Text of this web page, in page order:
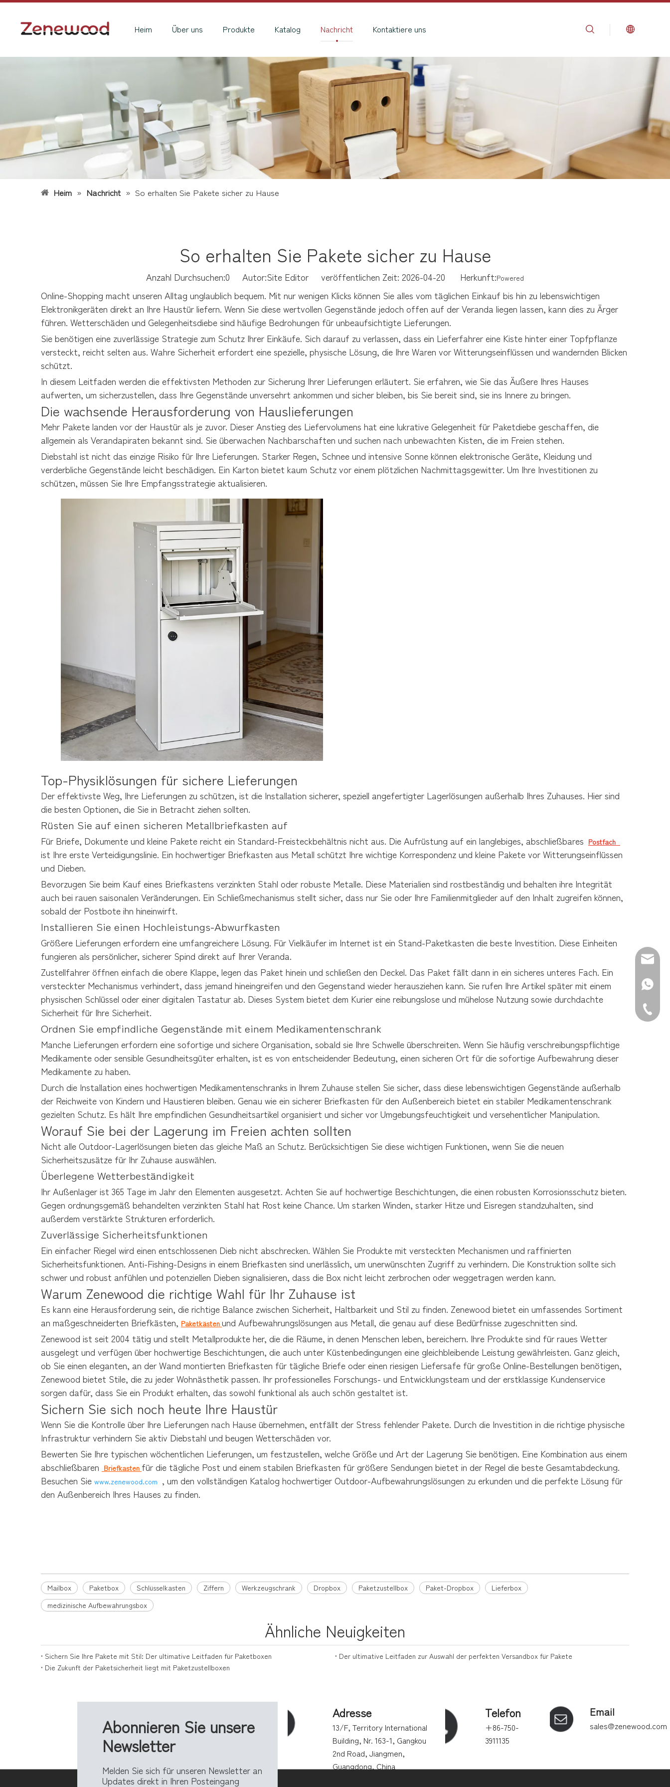
Heim Über uns Produkte Katalog Nachricht Kontaktiere uns
Heim » Nachricht » So erhalten Sie Pakete sicher zu Hause
So erhalten Sie Pakete sicher zu Hause
Anzahl Durchsuchen:0 Autor:Site Editor veröffentlichen Zeit: 2026-04-20 Herkunft:Powered
Online-Shopping macht unseren Alltag unglaublich bequem. Mit nur wenigen Klicks können Sie alles vom täglichen Einkauf bis hin zu lebenswichtigen
Elektronikgeräten direkt an Ihre Haustür liefern. Wenn Sie diese wertvollen Gegenstände jedoch offen auf der Veranda liegen lassen, kann dies zu Ärger
führen. Wetterschäden und Gelegenheitsdiebe sind häufige Bedrohungen für unbeaufsichtigte Lieferungen.
Sie benötigen eine zuverlässige Strategie zum Schutz Ihrer Einkäufe. Sich darauf zu verlassen, dass ein Lieferfahrer eine Kiste hinter einer Topfpflanze
versteckt, reicht selten aus. Wahre Sicherheit erfordert eine spezielle, physische Lösung, die Ihre Waren vor Witterungseinflüssen und wandernden Blicken
schützt.
In diesem Leitfaden werden die effektivsten Methoden zur Sicherung Ihrer Lieferungen erläutert. Sie erfahren, wie Sie das Äußere Ihres Hauses
aufwerten, um sicherzustellen, dass Ihre Gegenstände unversehrt ankommen und sicher bleiben, bis Sie bereit sind, sie ins Innere zu bringen.
Die wachsende Herausforderung von Hauslieferungen
Mehr Pakete landen vor der Haustür als je zuvor. Dieser Anstieg des Liefervolumens hat eine lukrative Gelegenheit für Paketdiebe geschaffen, die
allgemein als Verandapiraten bekannt sind. Sie überwachen Nachbarschaften und suchen nach unbewachten Kisten, die im Freien stehen.
Diebstahl ist nicht das einzige Risiko für Ihre Lieferungen. Starker Regen, Schnee und intensive Sonne können elektronische Geräte, Kleidung und
verderbliche Gegenstände leicht beschädigen. Ein Karton bietet kaum Schutz vor einem plötzlichen Nachmittagsgewitter. Um Ihre Investitionen zu
schützen, müssen Sie Ihre Empfangsstrategie aktualisieren.
Top-Physiklösungen für sichere Lieferungen
Der effektivste Weg, Ihre Lieferungen zu schützen, ist die Installation sicherer, speziell angefertigter Lagerlösungen außerhalb Ihres Zuhauses. Hier sind
die besten Optionen, die Sie in Betracht ziehen sollten.
Rüsten Sie auf einen sicheren Metallbriefkasten auf
Für Briefe, Dokumente und kleine Pakete reicht ein Standard-Freisteckbehältnis nicht aus. Die Aufrüstung auf ein langlebiges, abschließbares
ist Ihre erste Verteidigungslinie. Ein hochwertiger Briefkasten aus Metall schützt Ihre wichtige Korrespondenz und kleine Pakete vor Witterungseinflüssen
und Dieben.
Bevorzugen Sie beim Kauf eines Briefkastens verzinkten Stahl oder robuste Metalle. Diese Materialien sind rostbeständig und behalten ihre Integrität
auch bei rauen saisonalen Veränderungen. Ein Schließmechanismus stellt sicher, dass nur Sie oder Ihre Familienmitglieder auf den Inhalt zugreifen können,
sobald der Postbote ihn hineinwirft.
Installieren Sie einen Hochleistungs-Abwurfkasten
Größere Lieferungen erfordern eine umfangreichere Lösung. Für Vielkäufer im Internet ist ein Stand-Paketkasten die beste Investition. Diese Einheiten
fungieren als persönlicher, sicherer Spind direkt auf Ihrer Veranda.
Zustellfahrer öffnen einfach die obere Klappe, legen das Paket hinein und schließen den Deckel. Das Paket fällt dann in ein sicheres unteres Fach. Ein
versteckter Mechanismus verhindert, dass jemand hineingreifen und den Gegenstand wieder herausziehen kann. Sie rufen Ihre Artikel später mit einem
physischen Schlüssel oder einer digitalen Tastatur ab. Dieses System bietet dem Kurier eine reibungslose und mühelose Nutzung sowie durchdachte
Sicherheit für Ihre Sicherheit.
Ordnen Sie empfindliche Gegenstände mit einem Medikamentenschrank
Manche Lieferungen erfordern eine sofortige und sichere Organisation, sobald sie Ihre Schwelle überschreiten. Wenn Sie häufig verschreibungspflichtige
Medikamente oder sensible Gesundheitsgüter erhalten, ist es von entscheidender Bedeutung, einen sicheren Ort für die sofortige Aufbewahrung dieser
Medikamente zu haben.
Durch die Installation eines hochwertigen Medikamentenschranks in Ihrem Zuhause stellen Sie sicher, dass diese lebenswichtigen Gegenstände außerhalb
der Reichweite von Kindern und Haustieren bleiben. Genau wie ein sicherer Briefkasten für den Außenbereich bietet ein stabiler Medikamentenschrank
gezielten Schutz. Es hält Ihre empfindlichen Gesundheitsartikel organisiert und sicher vor Umgebungsfeuchtigkeit und versehentlicher Manipulation.
Worauf Sie bei der Lagerung im Freien achten sollten
Nicht alle Outdoor-Lagerlösungen bieten das gleiche Maß an Schutz. Berücksichtigen Sie diese wichtigen Funktionen, wenn Sie die neuen
Sicherheitszusätze für Ihr Zuhause auswählen.
Überlegene Wetterbeständigkeit
Ihr Außenlager ist 365 Tage im Jahr den Elementen ausgesetzt. Achten Sie auf hochwertige Beschichtungen, die einen robusten Korrosionsschutz bieten.
Gegen ordnungsgemäß behandelten verzinkten Stahl hat Rost keine Chance. Um starken Winden, starker Hitze und Eisregen standzuhalten, sind
außerdem verstärkte Strukturen erforderlich.
Zuverlässige Sicherheitsfunktionen
Ein einfacher Riegel wird einen entschlossenen Dieb nicht abschrecken. Wählen Sie Produkte mit versteckten Mechanismen und raffinierten
Sicherheitsfunktionen. Anti-Fishing-Designs in einem Briefkasten sind unerlässlich, um unerwünschten Zugriff zu verhindern. Die Konstruktion sollte sich
schwer und robust anfühlen und potenziellen Dieben signalisieren, dass die Box nicht leicht zerbrochen oder weggetragen werden kann.
Warum Zenewood die richtige Wahl für Ihr Zuhause ist
Es kann eine Herausforderung sein, die richtige Balance zwischen Sicherheit, Haltbarkeit und Stil zu finden. Zenewood bietet ein umfassendes Sortiment
an maßgeschneiderten Briefkästen, Paketkästen und Aufbewahrungslösungen aus Metall, die genau auf diese Bedürfnisse zugeschnitten sind.
Zenewood ist seit 2004 tätig und stellt Metallprodukte her, die die Räume, in denen Menschen leben, bereichern. Ihre Produkte sind für raues Wetter
ausgelegt und verfügen über hochwertige Beschichtungen, die auch unter Küstenbedingungen eine gleichbleibende Leistung gewährleisten. Ganz gleich,
ob Sie einen eleganten, an der Wand montierten Briefkasten für tägliche Briefe oder einen riesigen Liefersafe für große Online-Bestellungen benötigen,
Zenewood bietet Stile, die zu jeder Wohnästhetik passen. Ihr professionelles Forschungs- und Entwicklungsteam und der erstklassige Kundenservice
sorgen dafür, dass Sie ein Produkt erhalten, das sowohl funktional als auch schön gestaltet ist.
Sichern Sie sich noch heute Ihre Haustür
Wenn Sie die Kontrolle über Ihre Lieferungen nach Hause übernehmen, entfällt der Stress fehlender Pakete. Durch die Investition in die richtige physische
Infrastruktur verhindern Sie aktiv Diebstahl und beugen Wetterschäden vor.
Bewerten Sie Ihre typischen wöchentlichen Lieferungen, um festzustellen, welche Größe und Art der Lagerung Sie benötigen. Eine Kombination aus einem
abschließbaren Briefkasten für die tägliche Post und einem stabilen Briefkasten für größere Sendungen bietet in der Regel die beste Gesamtabdeckung.
Besuchen Sie www.zenewood.com , um den vollständigen Katalog hochwertiger Outdoor-Aufbewahrungslösungen zu erkunden und die perfekte Lösung für
den Außenbereich Ihres Hauses zu finden.
Mailbox Paketbox Schlüsselkasten Ziffern Werkzeugschrank Dropbox Paketzustellbox Paket-Dropbox
Lieferbox
medizinische Aufbewahrungsbox
Ähnliche Neuigkeiten
Sichern Sie Ihre Pakete mit Stil: Der ultimative Leitfaden für Paketboxen
Der ultimative Leitfaden zur Auswahl der perfekten Versandbox für Pakete
Die Zukunft der Paketsicherheit liegt mit Paketzustellboxen
Abonnieren Sie unsere
Newsletter
Melden Sie sich für unseren Newsletter an
Updates direkt in Ihren Posteingang
Adresse
13/F, Territory International
Building, Nr. 163-1, Gangkou
2nd Road, Jiangmen,
Guangdong, China
Telefon
+86-750-
3911135
Email
sales@zenewood.com
E-Mail:
Tel.: